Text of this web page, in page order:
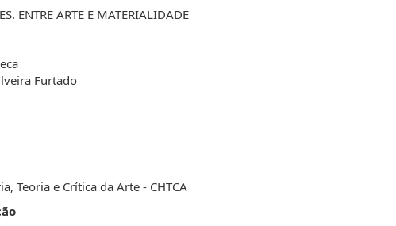
ENTRE ARTE E MATERIALIDADE
Furtado
Teoria e Crítica da Arte - CHTCA